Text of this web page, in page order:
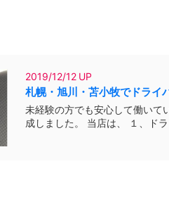
2019/12/12 UP
札幌・旭川・苫小牧でドライ
未経験の方でも安心して働いて
成しました。 当店は、 １、ドライバーさんは、直接お客様へ集金にいきませ